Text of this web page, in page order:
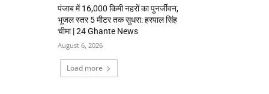
पंजाब में 16,000 किमी नहरों का पुनर्जीवन,
भूजल स्तर 5 मीटर तक सुधरा: हरपाल सिंह
चीमा | 24 Ghante News
August 6, 2026
Load more